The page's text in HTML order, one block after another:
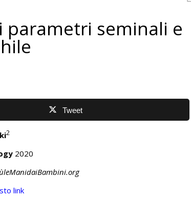
parametri seminali e
Tweet
2
2020
link